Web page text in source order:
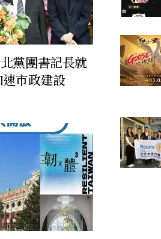
黨團書記長就
市政建設